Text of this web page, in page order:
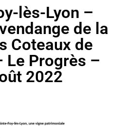
lès-Lyon –
de la
Coteaux de
Le Progrès –
2022